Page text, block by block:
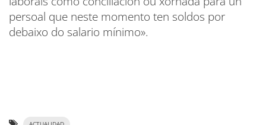
persoal que neste momento ten soldos por
debaixo do salario mínimo».